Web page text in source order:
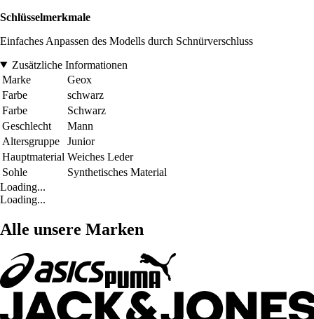
Schlüsselmerkmale
Einfaches Anpassen des Modells durch Schnürverschluss
Zusätzliche Informationen
Marke
Geox
Farbe
schwarz
Farbe
Schwarz
Geschlecht
Mann
Altersgruppe
Junior
Hauptmaterial Weiches Leder
Sohle
Synthetisches Material
Loading...
Loading...
Alle unsere Marken